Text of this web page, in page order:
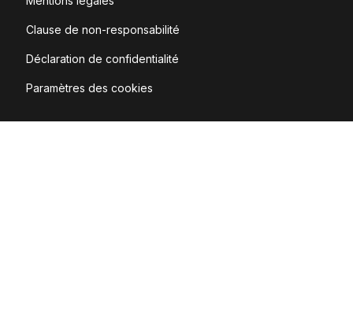
Clause de non-responsabilité
Déclaration de confidentialité
Paramètres des cookies